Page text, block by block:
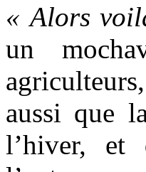
« Alors
un
aussi que
l’hiver, et